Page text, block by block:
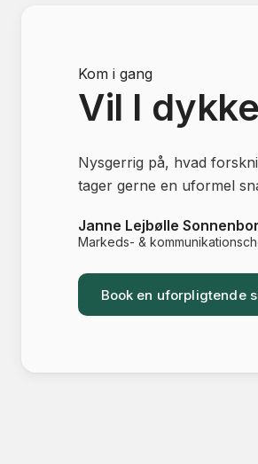
Kom i gang
Vil I
Nysgerrig på, hvad
tager gerne en uformel
Janne Lejbølle
Markeds- &
Book en uforpligtende